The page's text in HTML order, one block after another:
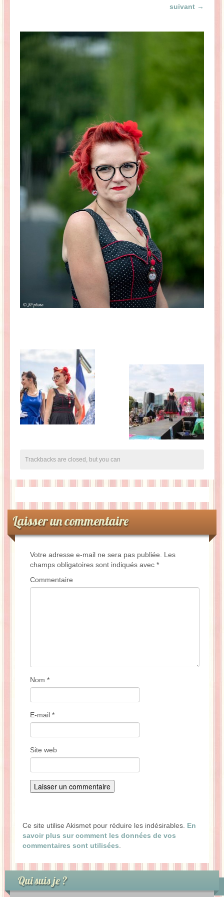
Ma période Weight Watchers
suivant →
Trackbacks are closed, but you can
Laisser un commentaire
Votre adresse e-mail ne sera pas publiée.
Les
champs obligatoires sont indiqués avec *
Commentaire
Nom *
E-mail *
Site web
Ce site utilise Akismet pour réduire les indésirables. En
savoir plus sur comment les données de vos
commentaires sont utilisées
Qui suis je ?